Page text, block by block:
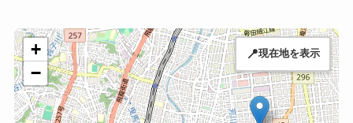
+
−
📍現在地を表示